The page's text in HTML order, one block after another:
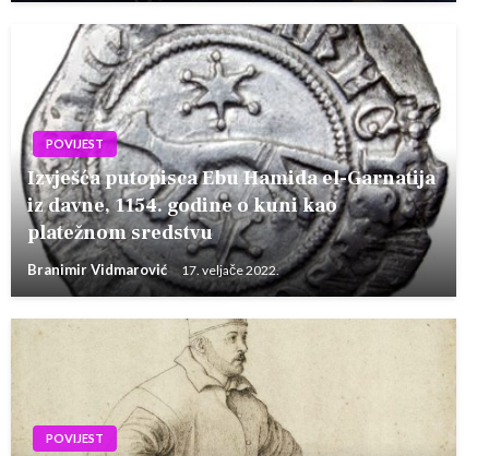
POVIJEST
Izvješća putopisca Ebu Hamida el-Garnatija
iz davne, 1154. godine o kuni kao
platežnom sredstvu
Branimir Vidmarović 17. veljače 2022.
POVIJEST